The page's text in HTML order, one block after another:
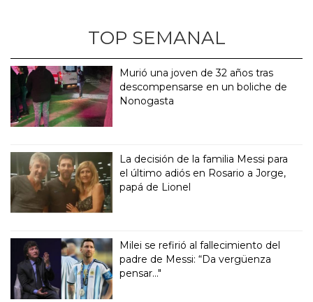
TOP SEMANAL
Murió una joven de 32 años tras
descompensarse en un boliche de
Nonogasta
La decisión de la familia Messi para
el último adiós en Rosario a Jorge,
papá de Lionel
Milei se refirió al fallecimiento del
padre de Messi: “Da vergüenza
pensar..."